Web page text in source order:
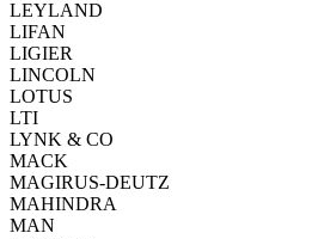
LEYLAND
LIFAN
LIGIER
LINCOLN
LOTUS
LTI
LYNK & CO
MACK
MAGIRUS-DEUTZ
MAHINDRA
MAN